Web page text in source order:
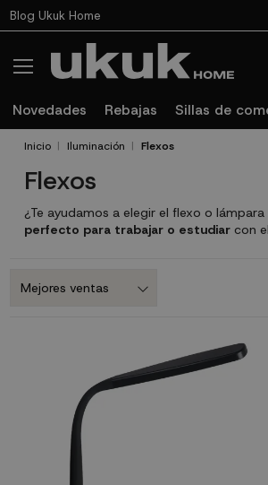
Blog Ukuk Home
Novedades Rebajas Sillas de
Inicio Iluminación Flexos
Flexos
¿Te ayudamos a elegir el flexo o
perfecto para trabajar o estudiarcon